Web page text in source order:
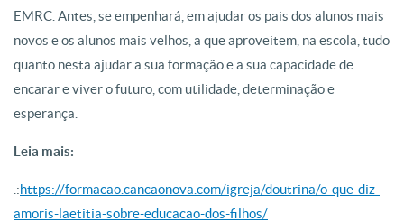
EMRC. Antes, se empenhará, em ajudar os pais dos alunos mais
novos e os alunos mais velhos, a que aproveitem, na escola, tudo
quanto nesta ajudar a sua formação e a sua capacidade de
encarar e viver o futuro, com utilidade, determinação e
esperança.
Leia mais:
.:https://formacao.cancaonova.com/igreja/doutrina/o-que-diz-
amoris-laetitia-sobre-educacao-dos-filhos/